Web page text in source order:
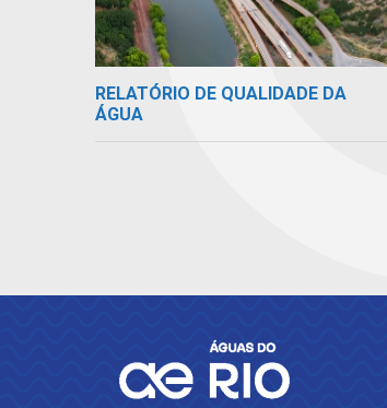
RELATÓRIO DE QUALIDADE DA
ÁGUA